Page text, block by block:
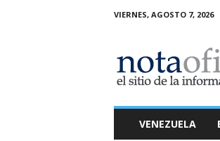
VIERNES, AGOSTO 7, 2026
a
O
VENEZUELA